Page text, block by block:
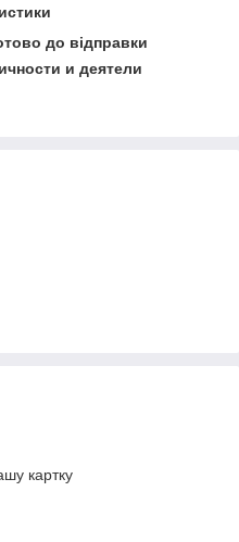
до відправки
и деятели
картку